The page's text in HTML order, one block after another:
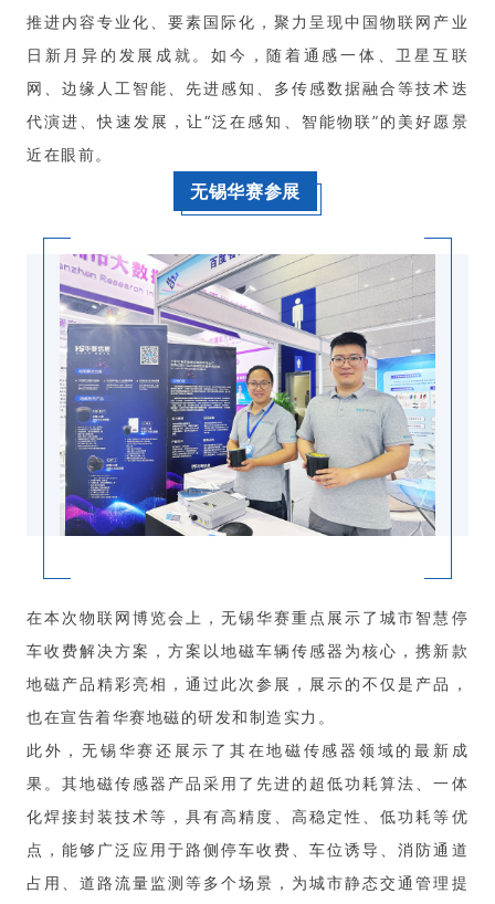
推进内容专业化、要素国际化，聚力呈现中国物联网产业
日新月异的发展成就。如今，随着通感一体、卫星互联
网、边缘人工智能、先进感知、多传感数据融合等技术迭
代演进、快速发展，让“泛在感知、智能物联”的美好愿景
近在眼前。
无锡华赛参展
在本次物联网博览会上，无锡华赛重点展示了城市智慧停
车收费解决方案，方案以地磁车辆传感器为核心，携新款
地磁产品精彩亮相，通过此次参展，展示的不仅是产品，
也在宣告着华赛地磁的研发和制造实力。
此外，无锡华赛还展示了 其在地磁传感器领域的最新成
果。其地磁传感器产品采用了先进的超低功耗算法、一体
化焊接封装技术等，具有高精度、高稳定性、低功耗等优
点，能够广泛应用于路侧停车收费、车位诱导、消防通道
占用、道路流量监测等多个场景，为城市静态交通管理提